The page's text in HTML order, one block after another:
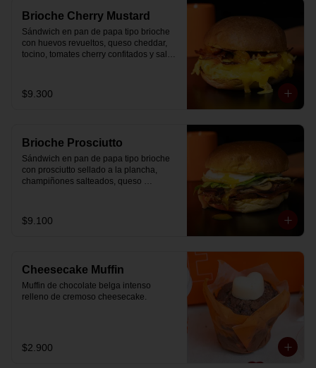
Brioche Cherry Mustard
Sándwich en pan de papa tipo brioche
con huevos revueltos, queso cheddar,
tocino, tomates cherry confitados y salsa
$9.300
Brioche Prosciutto
Sándwich en pan de papa tipo brioche
con prosciutto sellado a la plancha,
champiñones salteados, queso
$9.100
Cheesecake Muffin
Muffin de chocolate belga intenso
relleno de cremoso cheesecake.
$2.900